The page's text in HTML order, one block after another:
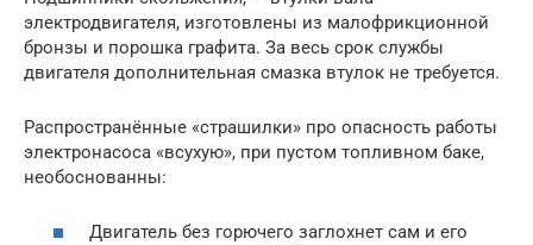
электродвигателя, изготовлены из малофрикционной
бронзы и порошка графита. За весь срок службы
двигателя дополнительная смазка втулок не требуется.
Распространённые «страшилки» про опасность работы
электронасоса «всухую», при пустом топливном баке,
необоснованны:
Двигатель без горючего заглохнет сам и его